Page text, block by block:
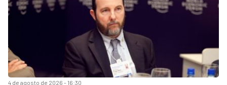
4 de agosto de 2026 - 16:30